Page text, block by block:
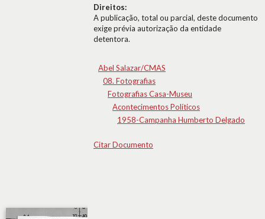
Direitos:
A publicação, total ou parcial, deste documento
exige prévia autorização da entidade
detentora.
Abel Salazar/CMAS
08. Fotografias
Fotografias Casa-Museu
Acontecimentos Políticos
1958-Campanha Humberto Delgado
Citar Documento